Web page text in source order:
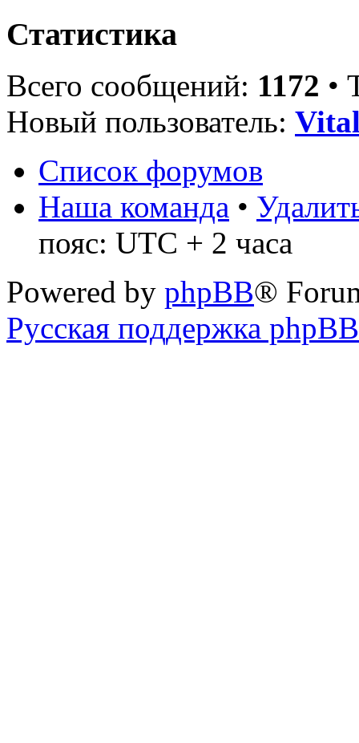
Статистика
Всего сообщений: 1172 •
Новый пользователь:
Список форумов
Наша команда •
пояс: UTC + 2 часа
Powered by phpBB®
Русская поддержка phpBB